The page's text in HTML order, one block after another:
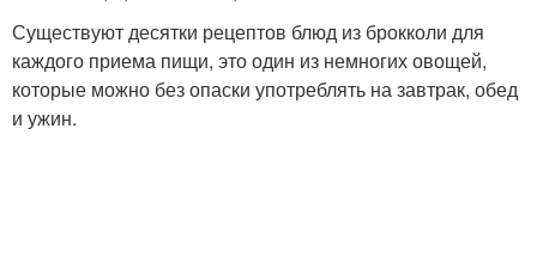
Существуют десятки рецептов блюд из брокколи для
каждого приема пищи, это один из немногих овощей,
которые можно без опаски употреблять на завтрак, обед
и ужин.